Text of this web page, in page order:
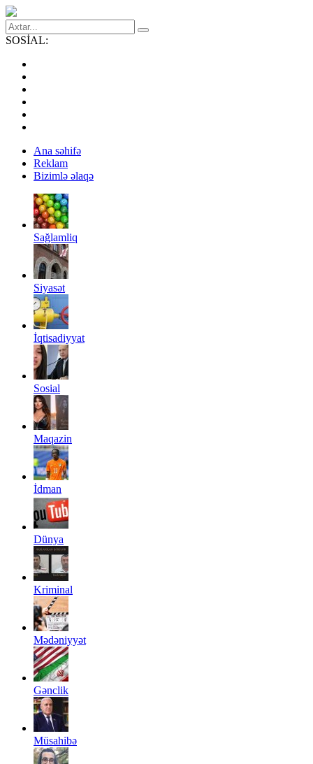
SOSİAL:
Ana səhifə
Reklam
Bizimlə əlaqə
Sağlamliq
Siyasət
İqtisadiyyat
Sosial
Maqazin
İdman
Dünya
Kriminal
Mədəniyyət
Gənclik
Müsahibə